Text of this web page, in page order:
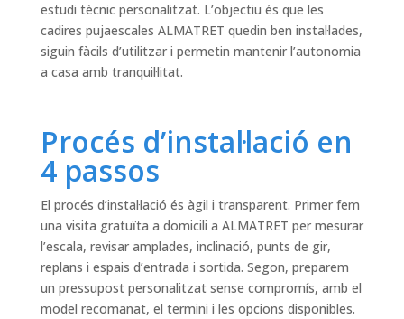
estudi tècnic personalitzat. L’objectiu és que les
cadires pujaescales ALMATRET quedin ben instal·lades,
siguin fàcils d’utilitzar i permetin mantenir l’autonomia
a casa amb tranquil·litat.
Procés d’instal·lació en
4 passos
El procés d’instal·lació és àgil i transparent. Primer fem
una visita gratuïta a domicili a ALMATRET per mesurar
l’escala, revisar amplades, inclinació, punts de gir,
replans i espais d’entrada i sortida. Segon, preparem
un pressupost personalitzat sense compromís, amb el
model recomanat, el termini i les opcions disponibles.